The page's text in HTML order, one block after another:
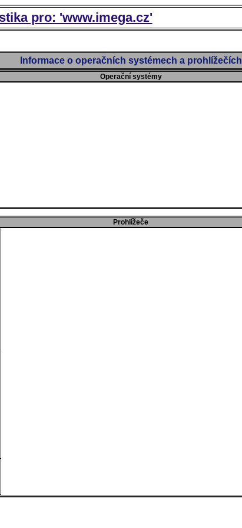
pro: 'www.imega.cz'
Informace o operačních systémech a prohlížečích
Operační systémy
Prohlížeče